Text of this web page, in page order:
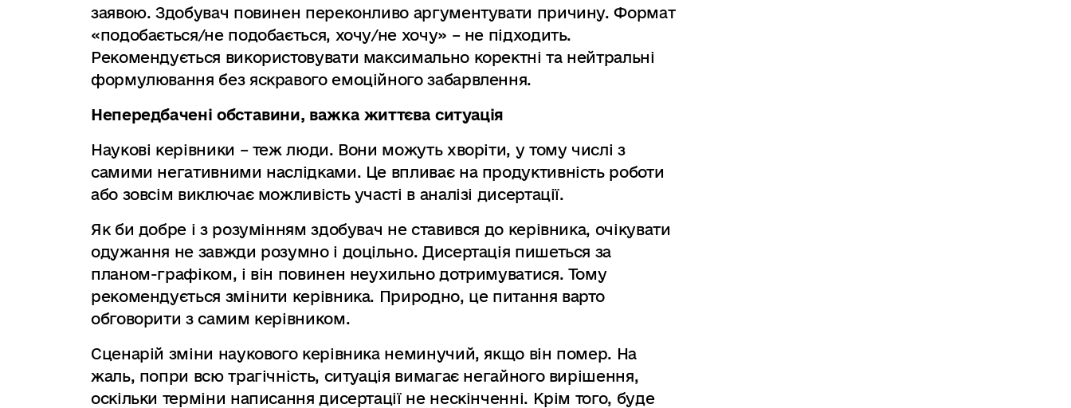
заявою. Здобувач повинен переконливо аргументувати причину. Формат
«подобається/не подобається, хочу/не хочу» – не підходить.
Рекомендується використовувати максимально коректні та нейтральні
формулювання без яскравого емоційного забарвлення.
Непередбачені обставини, важка життєва ситуація
Наукові керівники – теж люди. Вони можуть хворіти, у тому числі з
самими негативними наслідками. Це впливає на продуктивність роботи
або зовсім виключає можливість участі в аналізі дисертації.
Як би добре і з розумінням здобувач не ставився до керівника, очікувати
одужання не завжди розумно і доцільно. Дисертація пишеться за
планом-графіком, і він повинен неухильно дотримуватися. Тому
рекомендується змінити керівника. Природно, це питання варто
обговорити з самим керівником.
Сценарій зміни наукового керівника неминучий, якщо він помер. На
жаль, попри всю трагічність, ситуація вимагає негайного вирішення,
оскільки терміни написання дисертації не нескінченні. Крім того, буде